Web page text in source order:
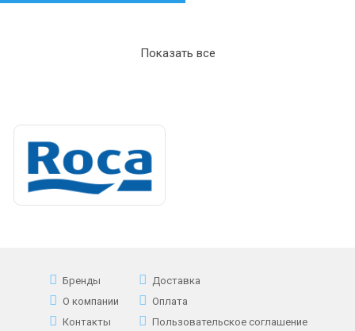
Показать все
Бренды
О компании
Контакты
Доставка
Оплата
Пользовательское соглашение